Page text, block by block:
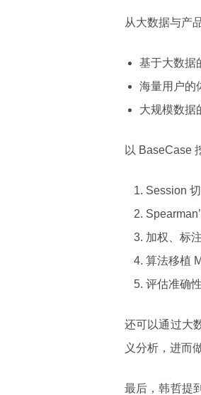
从大数据与产
基于大数据
海量用户的
大规模数据
以 BaseCase
Session
加权、标
算法移植
评估准确
还可以通过大
义分析，进而
最后，韩哲提